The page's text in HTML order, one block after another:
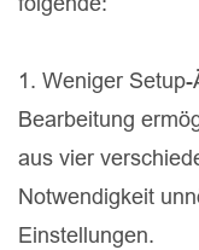
1. Weniger
Bearbeitung
aus vier
Notwendigkeit
Einstellungen.